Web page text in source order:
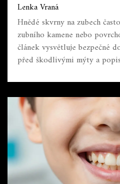
Lenka Vraná
Hnědé skvrny na zubech
zubního kamene nebo
článek vysvětluje bezpečné
před škodlivými mýty a